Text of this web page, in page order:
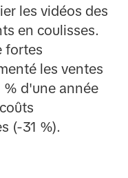
les vidéos des
en coulisses.
fortes
les ventes
d'une année
(-31 %).